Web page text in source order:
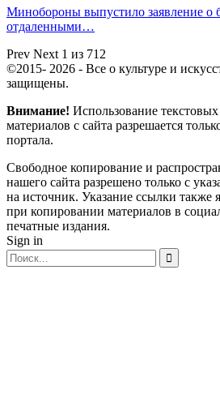
Минобороны выпустило заявление о
отдаленными…
Prev Next 1 из 712
©2015- 2026 - Все о культуре и
защищены.
Внимание! Использование
материалов с сайта разрешается
портала.
Свободное копирование и
нашего сайта разрешено только с
на источник. Указание ссылки также
при копировании материалов в
печатные издания.
Sign in